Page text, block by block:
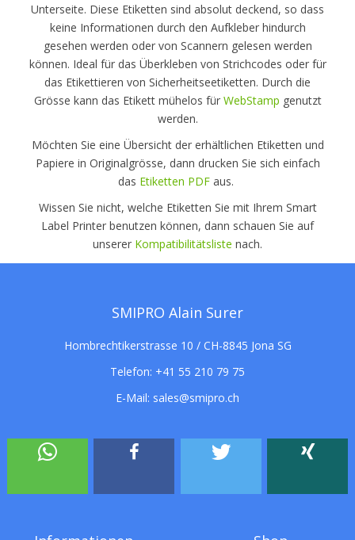
Unterseite. Diese Etiketten sind absolut deckend, so dass
keine Informationen durch den Aufkleber hindurch
gesehen werden oder von Scannern gelesen werden
können. Ideal für das Überkleben von Strichcodes oder für
das Etikettieren von Sicherheitseetiketten. Durch die
Grösse kann das Etikett mühelos für WebStamp genutzt
werden.
Möchten Sie eine Übersicht der erhältlichen Etiketten und
Papiere in Originalgrösse, dann drucken Sie sich einfach
das Etiketten PDF aus.
Wissen Sie nicht, welche Etiketten Sie mit Ihrem Smart
Label Printer benutzen können, dann schauen Sie auf
unserer Kompatibilitätsliste nach.
SMIPRO Alain Surer
Hombrechtikerstrasse 10 / CH-8845 Jona SG
Telefon: +41 55 210 79 75
E-Mail: sales@smipro.ch